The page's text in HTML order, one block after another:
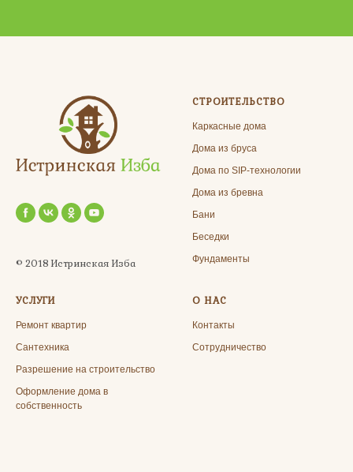
© 2018 Истринская Изба
СТРОИТЕЛЬСТВО
Каркасные дома
Дома из бруса
Дома по SIP-технологии
Дома из бревна
Бани
Беседки
Фундаменты
УСЛУГИ
Ремонт квартир
Сантехника
Разрешение на строительство
Оформление дома в
собственность
О НАС
Контакты
Сотрудничество